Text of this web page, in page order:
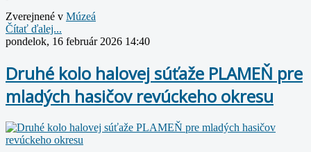
Zverejnené v Múzeá
Čítať ďalej...
pondelok, 16 február 2026 14:40
Druhé kolo halovej súťaže PLAMEŇ pre
mladých hasičov revúckeho okresu